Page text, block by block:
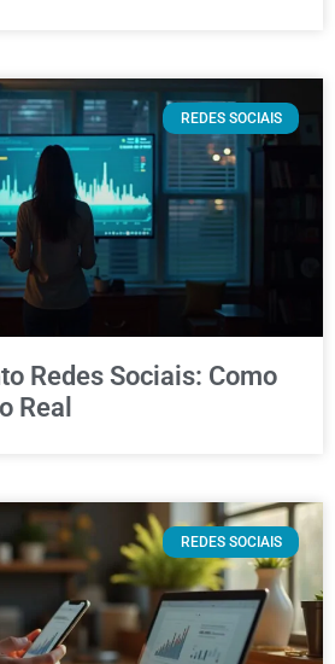
REDES SOCIAIS
Redes Sociais: Como
Real
REDES SOCIAIS